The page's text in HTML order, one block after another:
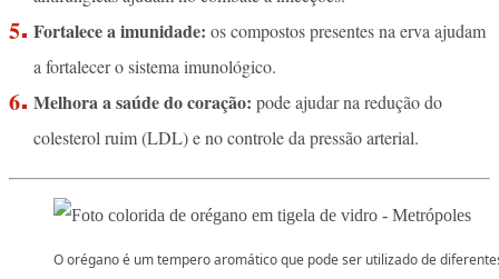
Fortalece a imunidade: os compostos presentes na erva ajudam
a fortalecer o sistema imunológico.
Melhora a saúde do coração: pode ajudar na redução do
colesterol ruim (LDL) e no controle da pressão arterial.
O orégano é um tempero aromático que pode ser utilizado de